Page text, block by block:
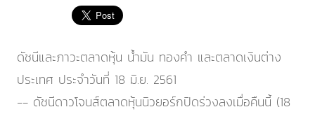
ดัชนีและภาวะตลาดหุ้น น้ำมัน ทองคำ และตลาดเงินต่าง
ประเทศ ประจำวันที่ 18 มิ.ย. 2561
-- ดัชนีดาวโจนส์ตลาดหุ้นนิวยอร์กปิดร่วงลงเมื่อคืนนี้ (18